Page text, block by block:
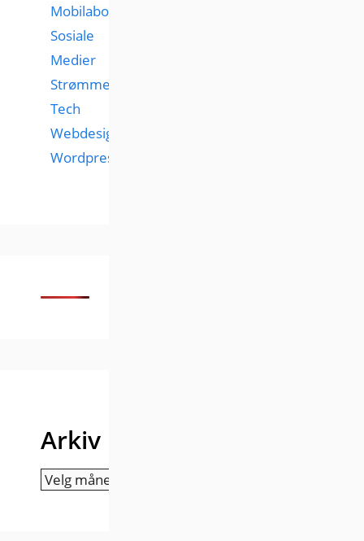
Mobilabonnementer
Sosiale
Medier
Strømmetjenester
Tech
Webdesign
Wordpress
Arkiv
Arkiv